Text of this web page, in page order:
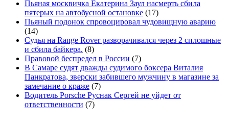
Пьяная москвичка Екатерина Заул насмерть сбила
пятерых на автобусной остановке (17)
Пьяный подонок спровоцировал чудовищную аварию
(14)
Судья на Range Rover разворачивался через 2 сплошные
и сбила байкера. (8)
Правовой беспредел в России (7)
В Самаре судят дважды судимого боксера Виталия
Панкратова, зверски забившего мужчину в магазине за
замечание о краже (7)
Водитель Porsche Руснак Сергей не уйдет от
ответственности (7)